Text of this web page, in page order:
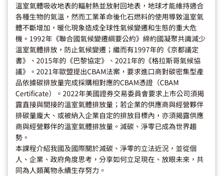
溫室氣體吸收地表的輻射熱並放射回地表，地球才能維持適合
各種生物的氣溫，然而工業革命後化石燃料的使用導致溫室氣
體不斷增加，暖化現象造成全球性氣候變遷和生態的重大危
機。1992年《聯合國氣候變遷綱要公約》締約國凝聚共識減少
溫室氣體排放，防止氣候變遷；繼而有1997年的《京都議定
書》、2015年的《巴黎協定》、2021年的《格拉斯哥氣候協
議》。2021年歐盟提出CBAM法案，要求進口商對碳密集型產
品依據碳排放量完成採購相對應的CBAM憑證（CBAM
Certificate）。2022年美國證券交易委員會要求上市公司須揭
露直接與間接的溫室氣體排放量；若企業的供應商與經營夥伴
排碳量龐大、或被納入企業自定的排放目標內，亦須揭露供應
商與經營夥伴的溫室氣體排放量。減碳、淨零已成為世界趨
勢。
本課程介紹我國及國際關於減碳、淨零的立法近況，並從個
人、企業、政府角度思考，分享如何立足現在、放眼未來，共
同為人類萬物永續生存努力。